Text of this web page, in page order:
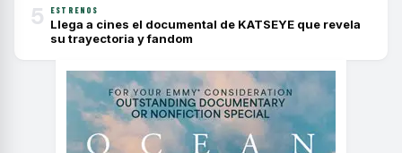
5 ESTRENOS
Llega a cines el documental de KATSEYE que revela
su trayectoria y fandom